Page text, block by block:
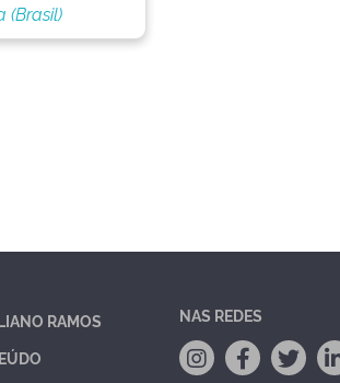
(Brasil)
RAMOS
NAS REDES